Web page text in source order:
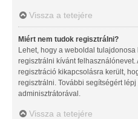
Vissza a tetejére
Miért nem tudok regisztrálni?
Lehet, hogy a weboldal tulajdonosa
regisztrálni kívánt felhasználónevet.
regisztráció kikapcsolásra került,
regisztrálni. További segítségért
adminisztrátorával.
Vissza a tetejére